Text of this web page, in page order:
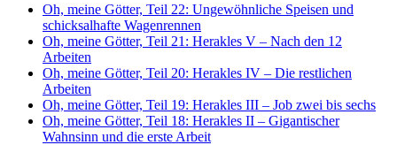
Oh, meine Götter, Teil 22: Ungewöhnliche Speisen und
schicksalhafte Wagenrennen
Oh, meine Götter, Teil 21: Herakles V – Nach den 12
Arbeiten
Oh, meine Götter, Teil 20: Herakles IV – Die restlichen
Arbeiten
Oh, meine Götter, Teil 19: Herakles III – Job zwei bis sechs
Oh, meine Götter, Teil 18: Herakles II – Gigantischer
Wahnsinn und die erste Arbeit